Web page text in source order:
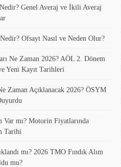
Genel Averaj ve İkili Averaj
Ofsayt Nasıl ve Neden Olur?
Ne Zaman 2026? AÖL 2. Dönem
Yeni Kayıt Tarihleri
Zaman Açıklanacak 2026? ÖSYM
mı? Motorin Fiyatlarında
Tarihi
mı? 2026 TMO Fındık Alım
mu?